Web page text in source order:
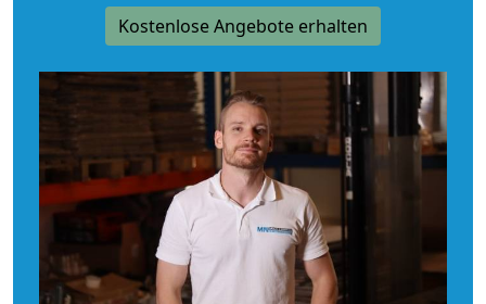
Kostenlose Angebote erhalten